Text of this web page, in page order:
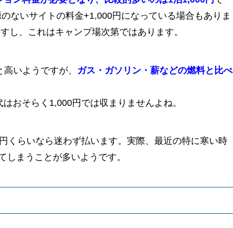
ないサイトの料金+1,000円になっている場合もありま
し、これはキャンプ場次第ではあります。
いようですが、 ガス・ガソリン・薪などの燃料と比べ
おそらく1,000円では収まりませんよね。
くらいなら迷わず払います。実際、最近の特に寒い時
まうことが多いようです。